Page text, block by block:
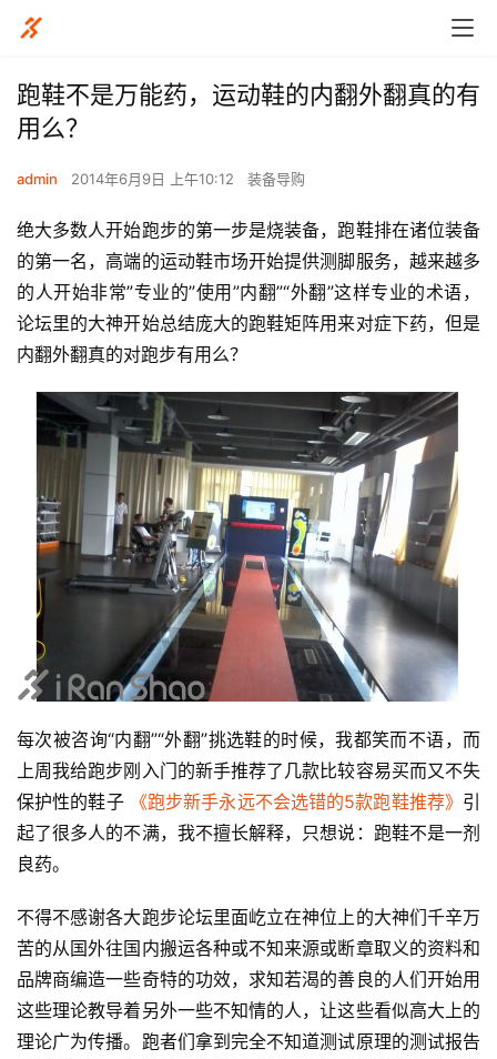
跑鞋不是万能药，运动鞋的内翻外翻真的有
用么？
admin 2014年6月9日 上午10:12 装备导购
绝大多数人开始跑步的第一步是烧装备，跑鞋排在诸位装备
的第一名，高端的运动鞋市场开始提供测脚服务，越来越多
的人开始非常”专业的”使用”内翻”“外翻”这样专业的术语，
论坛里的大神开始总结庞大的跑鞋矩阵用来对症下药，但是
内翻外翻真的对跑步有用么？
每次被咨询“内翻”“外翻”挑选鞋的时候，我都笑而不语，而
上周我给跑步刚入门的新手推荐了几款比较容易买而又不失
保护性的鞋子
《跑步新手永远不会选错的5款跑鞋推荐》 引
起了很多人的不满，我不擅长解释，只想说：跑鞋不是一剂
良药。
不得不感谢各大跑步论坛里面屹立在神位上的大神们千辛万
苦的从国外往国内搬运各种或不知来源或断章取义的资料和
品牌商编造一些奇特的功效，求知若渴的善良的人们开始用
这些理论教导着另外一些不知情的人，让这些看似高大上的
理论广为传播。跑者们拿到完全不知道测试原理的测试报告